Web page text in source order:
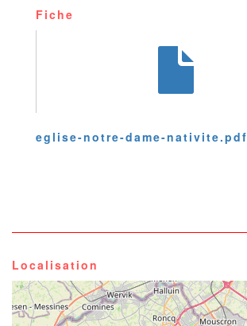
Fiche
eglise-notre-dame-nativite.pdf
Localisation